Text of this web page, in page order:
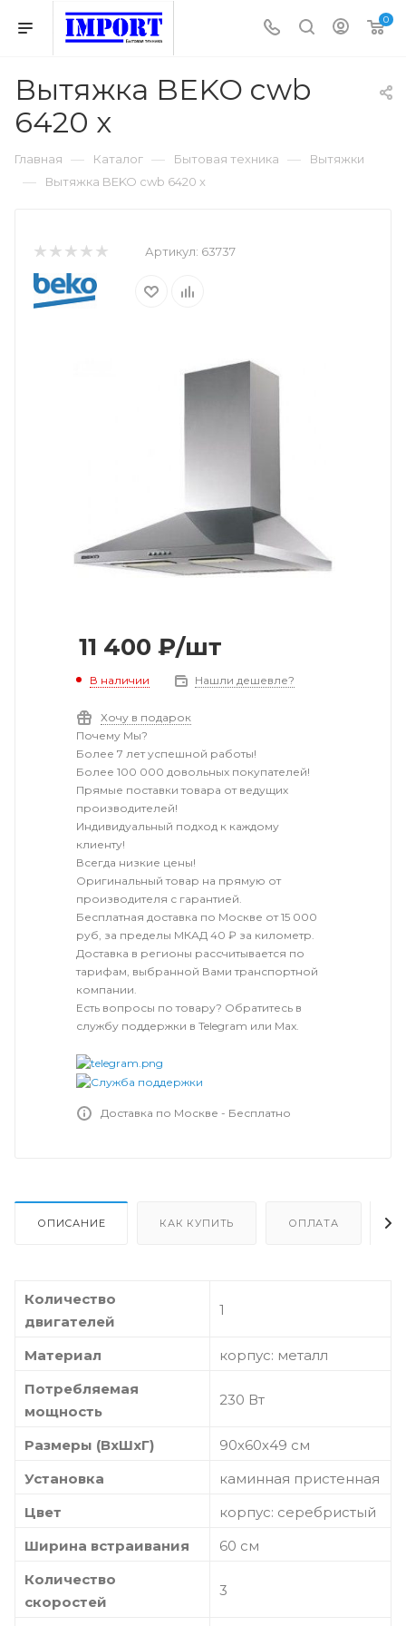
0
Вытяжка BEKO cwb
6420 x
Главная — Каталог — Бытовая техника — Вытяжки
— Вытяжка BEKO cwb 6420 x
Артикул: 63737
11 400 ₽/шт
В наличии Нашли дешевле?
Хочу в подарок
Почему Мы?
Более 7 лет успешной работы!
Более 100 000 довольных покупателей!
Прямые поставки товара от ведущих
производителей!
Индивидуальный подход к каждому
клиенту!
Всегда низкие цены!
Оригинальный товар на прямую от
производителя с гарантией.
Бесплатная доставка по Москве от 15 000
руб, за пределы МКАД 40 ₽ за километр.
Доставка в регионы рассчитывается по
тарифам, выбранной Вами транспортной
компании.
Есть вопросы по товару? Обратитесь в
службу поддержки в Telegram или Max.
Доставка по Москве - Бесплатно
ОПИСАНИЕ КАК КУПИТЬ ОПЛАТА
Количество
двигателей
1
Материал
корпус: металл
Потребляемая
мощность
230 Вт
Размеры (ВхШхГ)
90х60х49 см
Установка
каминная пристенная
Цвет
корпус: серебристый
Ширина встраивания
60 см
Количество
скоростей
3